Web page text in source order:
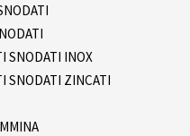
SNODATI INOX
SNODATI ZINCATI